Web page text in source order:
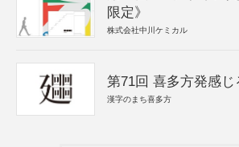
限定》
株式会社中川ケミカル
第71回 喜多方発感
漢字のまち喜多方